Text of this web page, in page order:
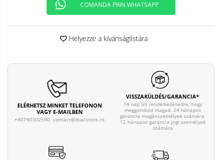
COMANDA PRIN WHATSAPP
Helyezze a kívánságlistára
ELÉRHETSZ MINKET TELEFONON
VAGY E-MAILBEN
+40740302590, contact@dualstore.ro
VISSZAKÜLDÉS/GARANCIA*
14 nap áll rendelkezésedre, hogy
meggondold magad. 24 hónapos
garancia magánszemélyek számára,
12 hónapos garancia jogi személyek
számára